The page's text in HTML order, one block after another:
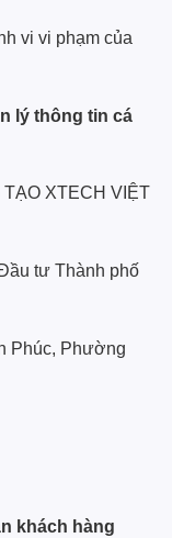
vi vi phạm của
lý thông tin cá
XTECH VIỆT
tư Thành phố
Phúc, Phường
khách hàng